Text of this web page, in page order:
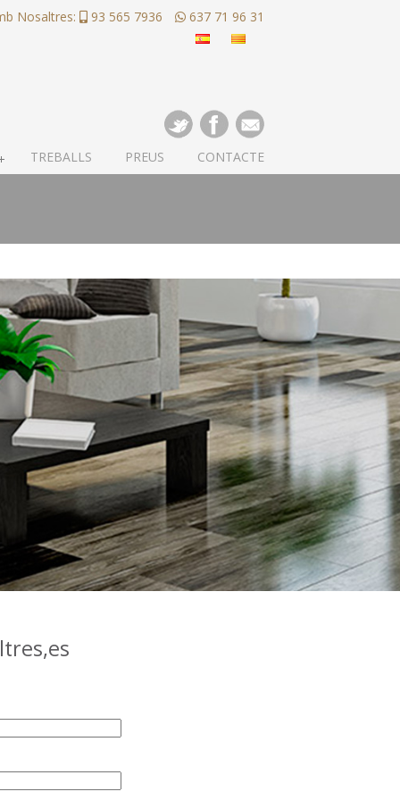
Nosaltres: 93 565 7936 637 71 96 31
TREBALLS PREUS CONTACTE